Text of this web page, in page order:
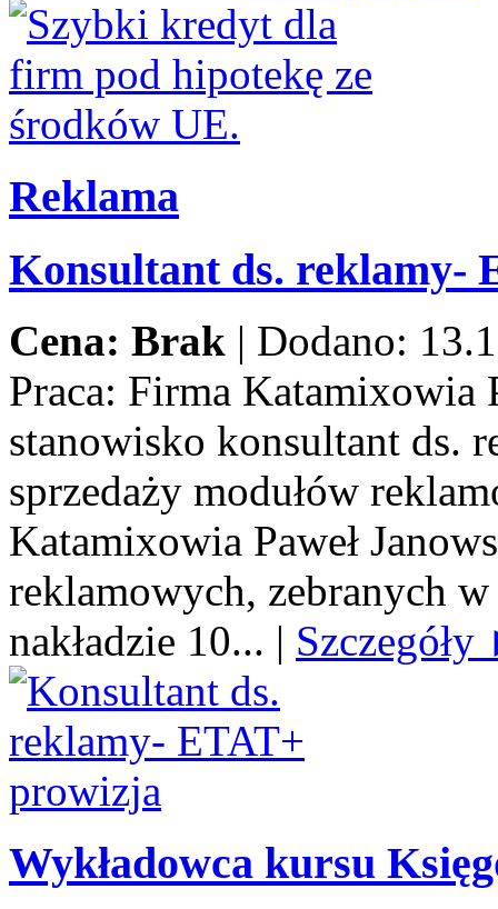
Reklama
Konsultant ds. reklamy-
Cena: Brak | Dodano:
Praca: Firma Katamixowia
stanowisko konsultant ds.
sprzedaży modułów
Katamixowia Paweł
reklamowych, zebranych
nakładzie 10... |
Wykładowca kursu